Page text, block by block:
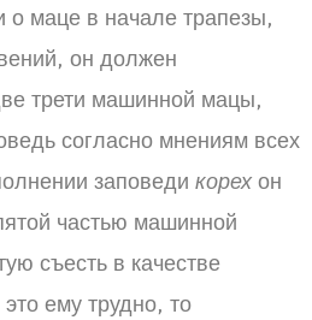
о маце в начале трапезы,
он должен
трети машинной мацы,
согласно мнениям всех
заповеди корех он
частью машинной
съесть в качестве
ему трудно, то